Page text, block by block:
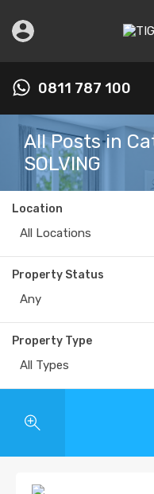
0811 787 100
All Posts in
SOLVING
Location
All Locations
Property Status
Any
Property Type
All Types